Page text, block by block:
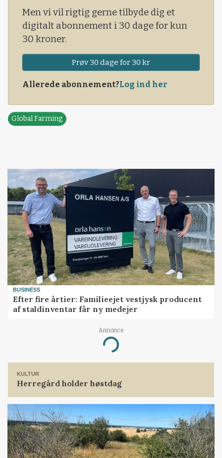
Men vi vil rigtig gerne tilbyde dig et
digitalt abonnement i 30 dage for kun
30 kroner.
Prøv 30 dage for 30 kr
Allerede abonnement?Log ind her
Global Farming
BUSINESS
Efter fire årtier: Familieejet vestjysk producent
af staldinventar får ny medejer
Annonce
Loading...
KULTUR
Herregård holder høstdag